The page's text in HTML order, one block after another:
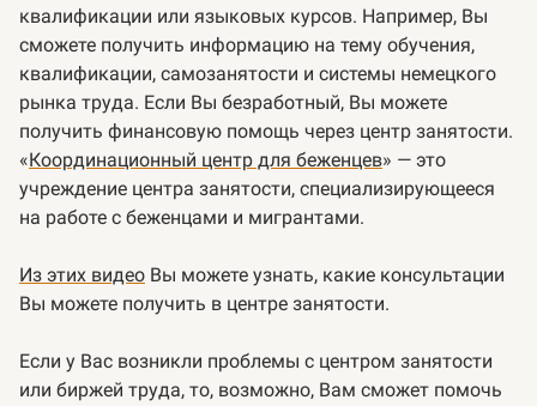
квалификации или языковых курсов. Например, Вы
сможете получить информацию на тему обучения,
квалификации, самозанятости и системы немецкого
рынка труда. Если Вы безработный, Вы можете
получить финансовую помощь через центр занятости.
«Координационный центр для беженцев» — это
учреждение центра занятости, специализирующееся
на работе с беженцами и мигрантами.
Из этих видео Вы можете узнать, какие консультации
Вы можете получить в центре занятости.
Если у Вас возникли проблемы с центром занятости
или биржей труда, то, возможно, Вам сможет помочь